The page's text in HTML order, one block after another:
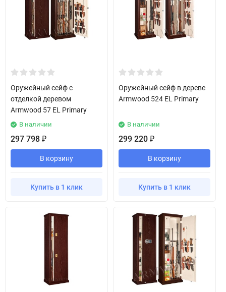
Оружейный сейф с
отделкой деревом
Armwood 57 EL Primary
В наличии
297 798 ₽
В корзину
Купить в 1 клик
Оружейный сейф в дереве
Armwood 524 EL Primary
В наличии
299 220 ₽
В корзину
Купить в 1 клик